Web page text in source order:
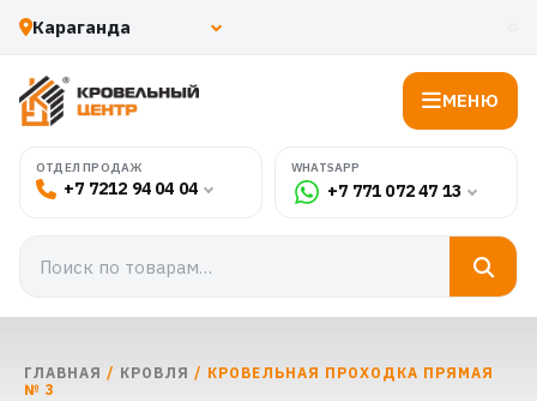
МЕНЮ
ОТДЕЛ ПРОДАЖ
+7 7212 94 04 04
WHATSAPP
+7 771 072 47 13
ГЛАВНАЯ / КРОВЛЯ / КРОВЕЛЬНАЯ ПРОХОДКА ПРЯМАЯ
№ 3